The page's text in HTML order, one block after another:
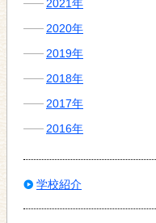
2021年
2020年
2019年
2018年
2017年
2016年
学校紹介